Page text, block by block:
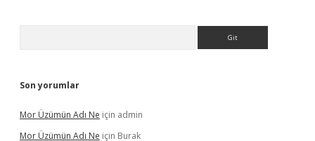
Son yorumlar
Mor Üzümün Adı Ne için admin
Mor Üzümün Adı Ne için Burak